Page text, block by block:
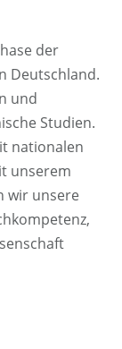
der
Deutschland.
und
Studien.
nationalen
unserem
wir unsere